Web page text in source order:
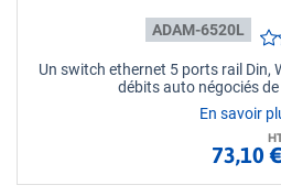
ADAM-6520L
Un switch ethernet 5 ports rail Din,
débits auto négociés
En savoir
73,10